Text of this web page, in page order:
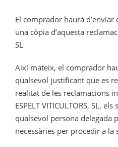
El comprador haurà
una còpia d’aquesta
SL
Així mateix, el comprador
qualsevol justificant que es
realitat de les reclamacions
ESPELT VITICULTORS, SL,
qualsevol persona delegada
necessàries per procedir a la